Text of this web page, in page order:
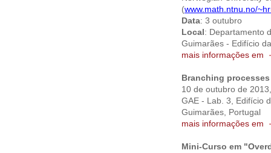
(www.math.ntnu.no/
Data: 3 outubro
Local : Departamento
Guimarães - Edifício
mais informações em
Branching
10 de outubro de
GAE - Lab. 3, Edifício
Guimarães, Portugal
mais informações em
Mini-Curso em